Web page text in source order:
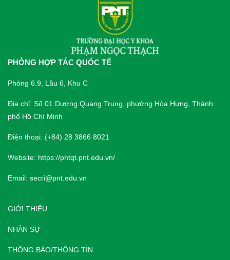
PHÒNG HỢP TÁC QUỐC TẾ
Phòng 6.9, Lầu 6, Khu C
Địa chỉ: Số 01 Dương Quang Trung, phường Hòa Hưng, Thành
phố Hồ Chí Minh
Điện thoại: (+84) 28 3866 8021
Website: https://phtqt.pnt.edu.vn/
Email: secri@pnt.edu.vn
GIỚI THIỆU
NHÂN SỰ
THÔNG BÁO/THÔNG TIN